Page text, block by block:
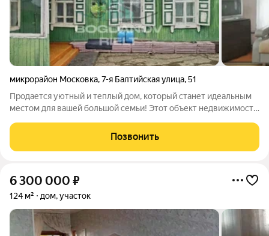
микрорайон Московка,7-я Балтийская улица,51
Продается уютный и теплый дом, который станет идеальным
местом для вашей большой семьи! Этот объект недвижимости
отопление, выгребная яма для канализации и центральное
водоснабжение. Вы сможете
Позвонить
6 300 000 ₽
124 м² дом, участок